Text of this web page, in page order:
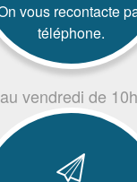
vous recontacte
téléphone.
vendredi de